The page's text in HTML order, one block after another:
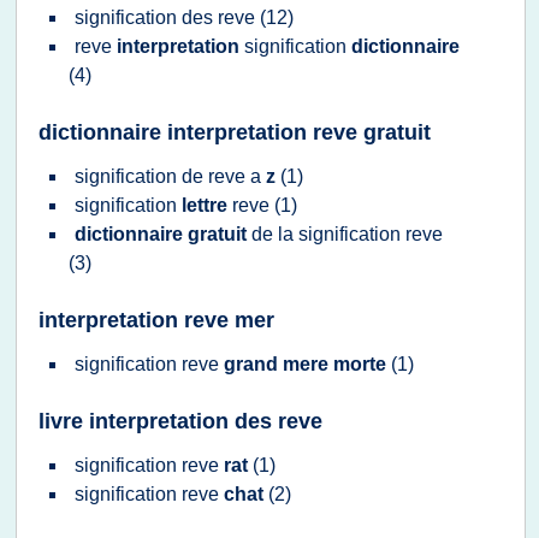
signification des reve (12)
reve interpretation signification dictionnaire
(4)
dictionnaire interpretation reve gratuit
signification de reve a z (1)
signification lettre reve (1)
dictionnaire gratuit de la signification reve
(3)
interpretation reve mer
signification reve grand mere morte (1)
livre interpretation des reve
signification reve rat (1)
signification reve chat (2)